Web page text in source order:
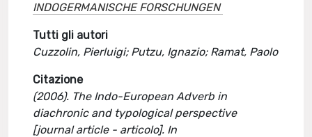
INDOGERMANISCHE FORSCHUNGEN
Tutti gli autori
Cuzzolin, Pierluigi; Putzu, Ignazio; Ramat, Paolo
Citazione
(2006). The Indo-European Adverb in
diachronic and typological perspective
[journal article - articolo]. In